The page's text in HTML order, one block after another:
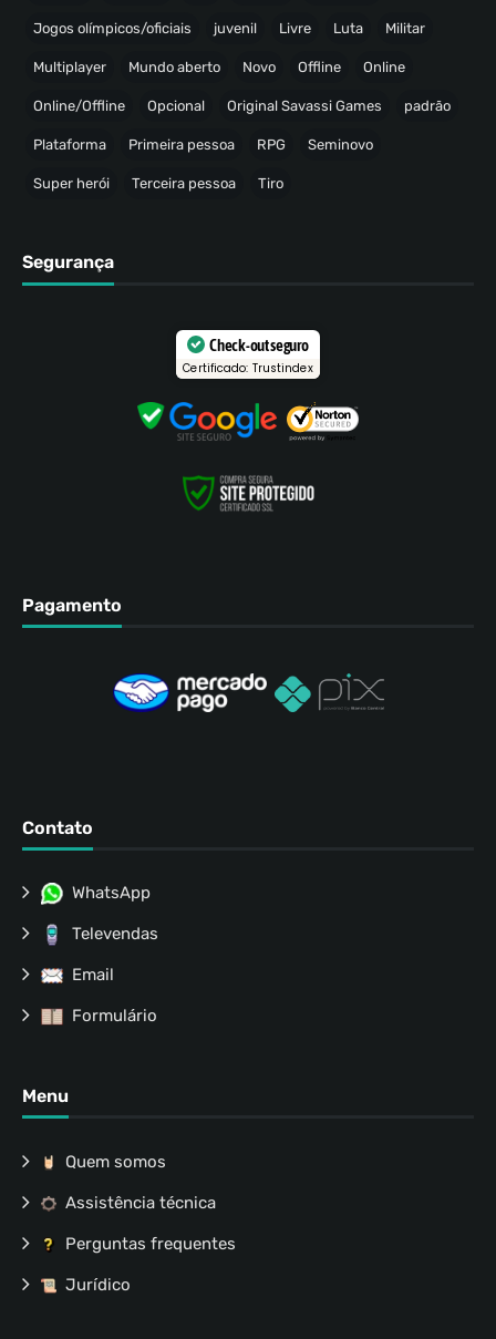
Jogos olímpicos/oficiais juvenil Livre Luta Militar
Multiplayer Mundo aberto Novo Offline Online
Online/Offline Opcional Original Savassi Games padrão
Plataforma Primeira pessoa RPG Seminovo
Super herói Terceira pessoa Tiro
Segurança
Check-out seguro
Certificado: Trustindex
Pagamento
Contato
WhatsApp
Televendas
Email
Formulário
Menu
Quem somos
Assistência técnica
Perguntas frequentes
Jurídico